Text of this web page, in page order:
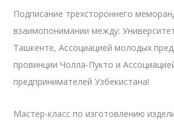
Подписание трехстороннего
взаимопонимании между:
Ташкенте, Ассоциацией молодых
провинции Чолла-Пукто и
предпринимателей Узбекистана!
Мастер-класс по изготовлению